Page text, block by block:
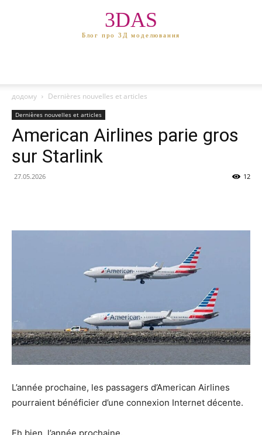
3DAS
Блог про 3Д моделювання
додому Dernières nouvelles et articles
Dernières nouvelles et articles
American Airlines parie gros
sur Starlink
27.05.2026 12
L’année prochaine, les passagers d’American Airlines
pourraient bénéficier d’une connexion Internet décente.